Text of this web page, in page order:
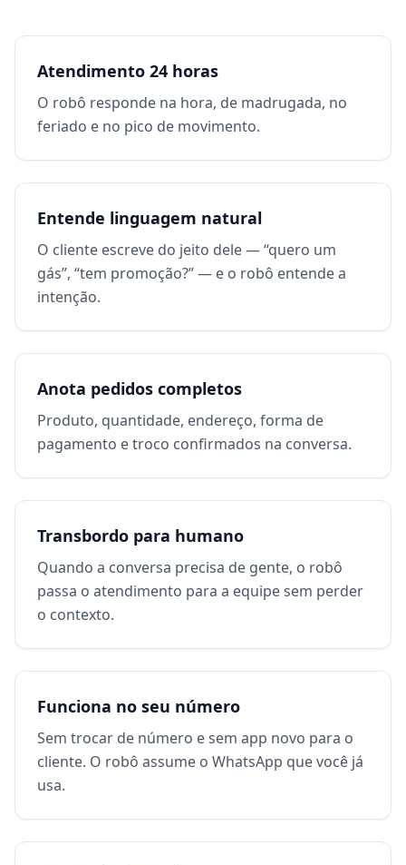
Atendimento 24 horas
O robô responde na hora, de madrugada, no
feriado e no pico de movimento.
Entende linguagem natural
O cliente escreve do jeito dele — “quero um
gás”, “tem promoção?” — e o robô entende a
intenção.
Anota pedidos completos
Produto, quantidade, endereço, forma de
pagamento e troco confirmados na conversa.
Transbordo para humano
Quando a conversa precisa de gente, o robô
passa o atendimento para a equipe sem perder
o contexto.
Funciona no seu número
Sem trocar de número e sem app novo para o
cliente. O robô assume o WhatsApp que você já
usa.